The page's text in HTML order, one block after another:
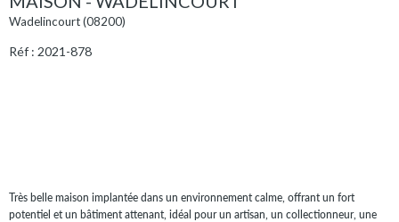
Wadelincourt (08200)
Réf : 2021-878
Très belle maison implantée dans un environnement calme, offrant un fort
potentiel et un bâtiment attenant, idéal pour un artisan, un collectionneur, une